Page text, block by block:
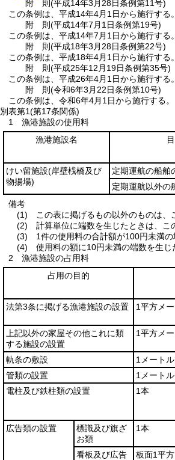
附 則(平成14年3月28日条例第11号)
この条例は、平成14年4月1日から施行する。
附 則(平成14年7月1日条例第19号)
この条例は、平成14年7月1日から施行する。
附 則(平成18年3月28日条例第22号)
この条例は、平成18年4月1日から施行する。
附 則(平成25年12月19日条例第35号)
この条例は、平成26年4月1日から施行する。
附 則(令和6年3月22日条例第10号)
この条例は、令和6年4月1日から施行する。
別表第1(第17条関係)
1 漁港施設の使用料
漁港施設名
けい留施設(岸壁桟橋及び
物揚場)
定期運航の船舶
定期運航以外の
備考
(1) この表に掲げるもの以外のものは、
(2) 計算単位に端数を生じたときは、こ
(3) 1件の使用料の合計額が100円未満の
(4) 使用料の額に10円未満の端数を生じ
2 漁港施設の占用料
占用の目的
法第3条に掲げる漁港施設の設置
1平方メ
上記以外の家屋その他これに類
する施設の設置
1平方メ
軌条の敷設 1メートル
管類の設置
1メートル
電柱及び鉄柱類の設置
1本
広告類の設置
標識及び旗ざ
お類
1本
看板及び広告
板面1平